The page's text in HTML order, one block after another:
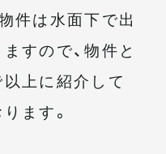
件は水面下で出
すので、物件と
上に紹介して
ます。